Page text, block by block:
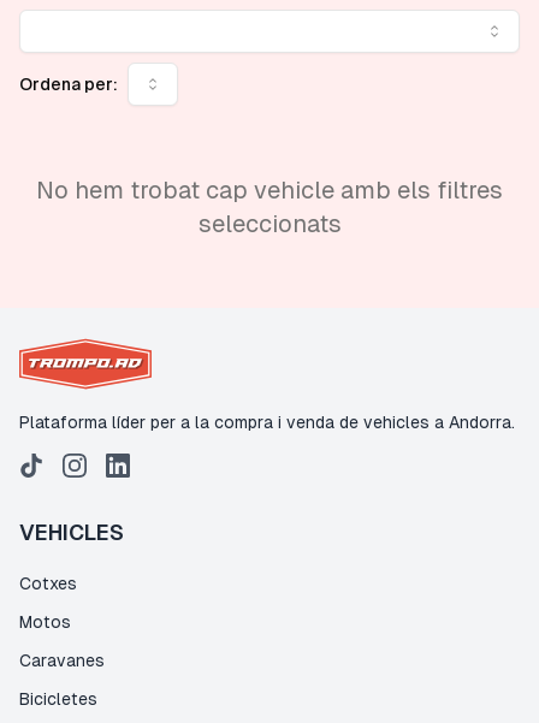
Ordena per:
No hem trobat cap vehicle amb els filtres
seleccionats
Plataforma líder per a la compra i venda de vehicles a Andorra.
VEHICLES
Cotxes
Motos
Caravanes
Bicicletes